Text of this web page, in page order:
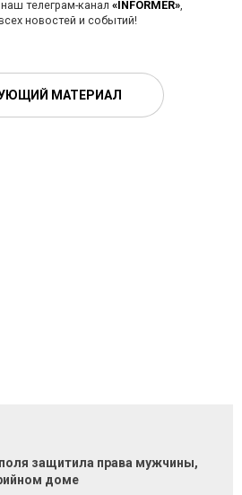
телеграм-канал «INFORMER»,
новостей и событий!
МАТЕРИАЛ
защитила права мужчины,
доме